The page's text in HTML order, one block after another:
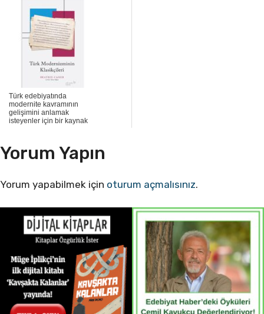
Türk edebiyatında
modernite kavramının
gelişimini anlamak
isteyenler için bir kaynak
Yorum Yapın
Yorum yapabilmek için oturum açmalısınız.